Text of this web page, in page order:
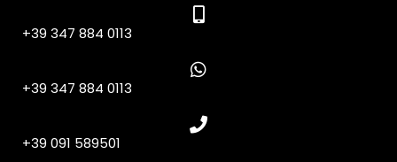
+39 347 884 0113
+39 347 884 0113
+39 091 589501